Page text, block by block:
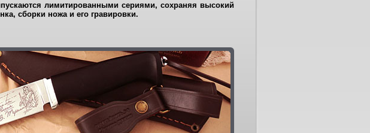
лимитированными сериями, сохраняя высокий
сборки ножа и его гравировки.